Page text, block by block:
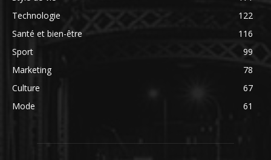
Technologie
122
Santé et bien-être
116
Sport
99
Marketing
78
Culture
67
Mode
61